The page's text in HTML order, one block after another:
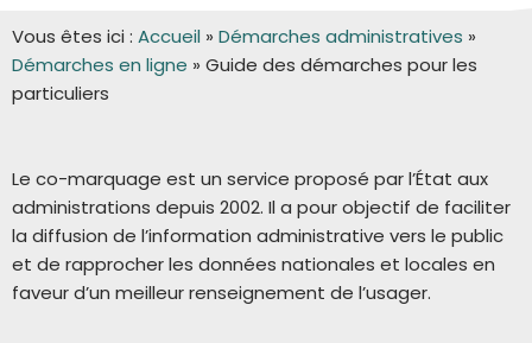
Vous êtes ici : Accueil » Démarches administratives »
Démarches en ligne » Guide des démarches pour les
particuliers
Le co-marquage est un service proposé par l’État aux
administrations depuis 2002. Il a pour objectif de faciliter
la diffusion de l’information administrative vers le public
et de rapprocher les données nationales et locales en
faveur d’un meilleur renseignement de l’usager.